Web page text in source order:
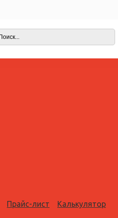
Прайс-лист Калькулятор